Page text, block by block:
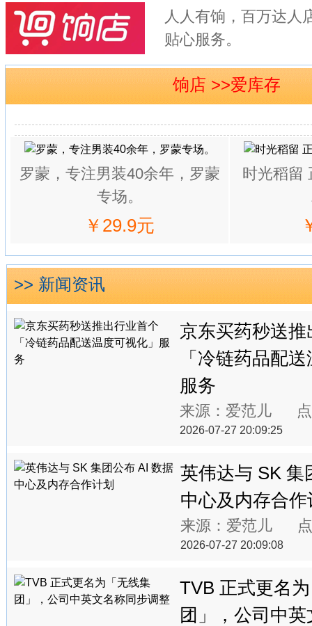
人人有饷，百万达人
贴心服务。
饷店 >>爱库存
罗蒙，专注男装40余年，罗蒙
专场。
￥29.9元
时光稻留
>> 新闻资讯
京东买药秒送
「冷链药品配
服务
来源：爱范儿 点
2026-07-27 20:09:25
英伟达与 SK 集
中心及内存合作
来源：爱范儿
2026-07-27 20:09:08
TVB 正式更名
团」，公司中